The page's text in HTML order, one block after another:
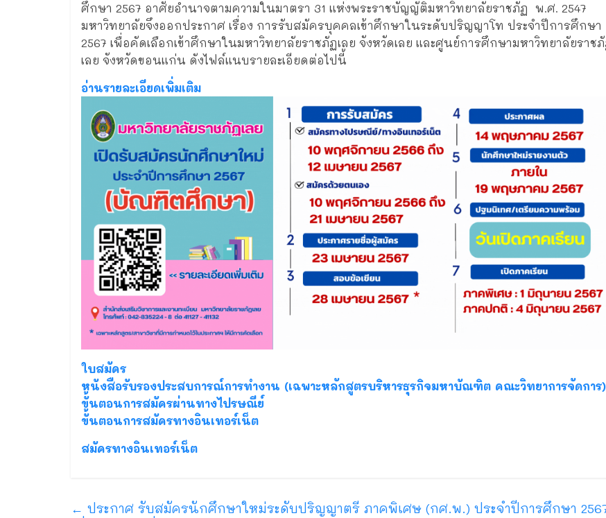
ศึกษา 2567 อาศัยอำนาจตามความในมาตรา 31 แห่งพระราชบัญญัติมหาวิทยาลัยราชภัฏ พ.ศ. 2547
มหาวิทยาลัยจึงออกประกาศ เรื่อง การรับสมัครบุคคลเข้าศึกษาในระดับปริญญาโท ประจำปีการศึกษา
2567 เพื่อคัดเลือกเข้าศึกษาในมหาวิทยาลัยราชภัฏเลย จังหวัดเลย และศูนย์การศึกษามหาวิทยาลัยราช
เลย จังหวัดขอนแก่น ดังไฟล์แนบรายละเอียดต่อไปนี้
อ่านรายละเอียดเพิ่มเติม
ใบสมัคร
หนังสือรับรองประสบการณ์การทำงาน (เฉพาะหลักสูตรบริหารธุรกิจมหาบัณฑิต คณะวิทยาการจัดการ)
ขั้นตอนการสมัครผ่านทางไปรษณีย์
ขั้นตอนการสมัครทางอินเทอร์เน็ต
สมัครทางอินเทอร์เน็ต
← ประกาศ รับสมัครนักศึกษาใหม่ระดับปริญญาตรี ภาคพิเศษ (กศ.พ.) ประจำปีการศึกษา